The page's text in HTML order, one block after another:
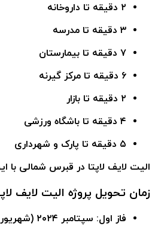
۲ دقیقه تا داروخانه
۳ دقیقه تا مدرسه
۷ دقیقه تا بیمارستان
۶ دقیقه تا مرکز گیرنه
۲ دقیقه تا بازار
۴ دقیقه تا باشگاه ورزشی
۵ دقیقه تا پارک و شهرداری
الیت لایف لاپتا در قبرس شمالی با
زمان تحویل پروژه الیت لایف
فاز اول: سپتامبر ۲۰۲۴ (شهریور ۱۴۰۳)